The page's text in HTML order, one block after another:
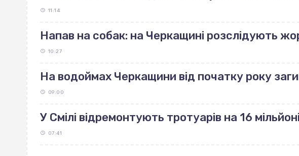
11:14
Напав на собак: на Черкащині розслідують
10:27
На водоймах Черкащини від початку року
09:00
У Смілі відремонтують тротуарів на 16
07:41